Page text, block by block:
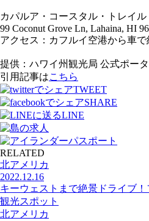
カパルア・コースタル・トレイル
99 Coconut Grove Ln, Lahaina, HI
アクセス：カフルイ空港から車で
提供：ハワイ州観光局 公式ポー
引用記事はこちら
TWEET
SHARE
LINE
RELATED
北アメリカ
2022.12.16
キーウェストまで絶景ドライブ
観光スポット
北アメリカ